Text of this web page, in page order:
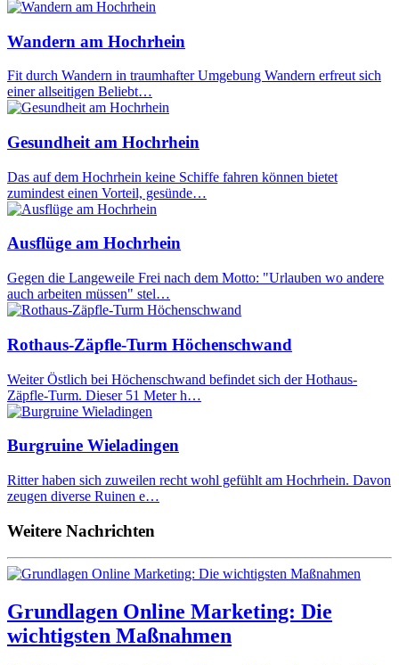
Wandern am Hochrhein
Fit durch Wandern in traumhafter Umgebung Wandern erfreut sich
einer allseitigen Beliebt…
Gesundheit am Hochrhein
Das auf dem Hochrhein keine Schiffe fahren können bietet
zumindest einen Vorteil, gesünde…
Ausflüge am Hochrhein
Gegen die Langeweile Frei nach dem Motto: "Urlauben wo andere
auch arbeiten müssen" stel…
Rothaus-Zäpfle-Turm Höchenschwand
Weiter Östlich bei Höchenschwand befindet sich der Hothaus-
Zäpfle-Turm. Dieser 51 Meter h…
Burgruine Wieladingen
Ritter haben sich zuweilen recht wohl gefühlt am Hochrhein. Davon
zeugen diverse Ruinen e…
Weitere Nachrichten
Grundlagen Online Marketing: Die
wichtigsten Maßnahmen